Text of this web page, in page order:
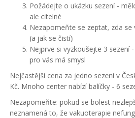
Požádejte o ukázku sezení -
ale citelné
Nezapomeňte se zeptat, zda se
(a jak se čistí)
Nejprve si vyzkoušejte 3 sezení
pro vás má smysl
Nejčastější cena za jedno sezení v
Kč. Mnoho center nabízí balíčky - 6
Nezapomeňte: pokud se bolest
neznamená to, že vakuoterapie